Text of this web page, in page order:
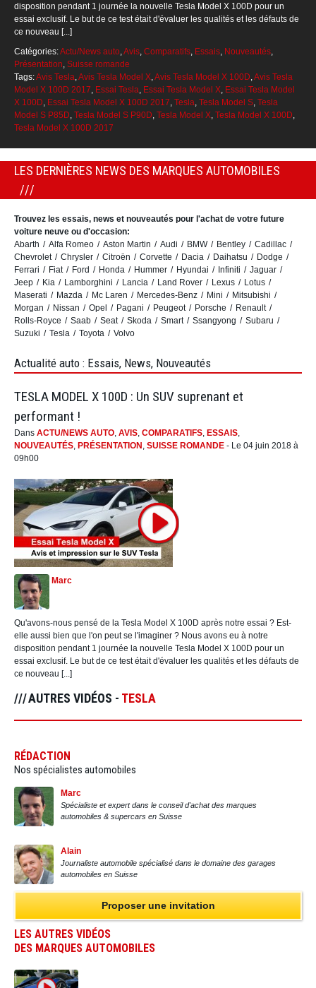
disposition pendant 1 journée la nouvelle Tesla Model X 100D pour un
essai exclusif. Le but de ce test était d'évaluer les qualités et les défauts de
ce nouveau [...]
Catégories:Actu/News auto,Avis, Comparatifs, Essais, Nouveautés,
Présentation, Suisse romande
Tags:Avis Tesla,Avis Tesla Model X,Avis Tesla Model X 100D,Avis Tesla
Model X 100D 2017, Essai Tesla, Essai Tesla Model X, Essai Tesla Model
X 100D, Essai Tesla Model X 100D 2017, Tesla, Tesla Model S, Tesla
Model S P85D, Tesla Model S P90D, Tesla Model X, Tesla Model X 100D,
Tesla Model X 100D 2017
LES DERNIÈRES NEWS DES MARQUES AUTOMOBILES
Trouvez les essais, news et nouveautés pour l'achat de votre future
voiture neuve ou d'occasion:
Abarth
Alfa Romeo Aston Martin Audi BMW Bentley
Cadillac
Chevrolet
Chrysler Citroën Corvette Dacia Daihatsu
Dodge
Ferrari
Fiat Ford Honda Hummer Hyundai Infiniti
Jaguar
Jeep
Kia Lamborghini Lancia Land Rover Lexus
Lotus
Maserati
Mazda Mc Laren Mercedes-Benz Mini
Mitsubishi
Morgan
Nissan Opel Pagani Peugeot Porsche
Renault
Rolls-Royce
Saab Seat Skoda Smart Ssangyong
Subaru
Suzuki
Tesla Toyota Volvo
Actualité auto : Essais, News, Nouveautés
TESLA MODEL X 100D : Un SUV suprenant et
performant !
Dans ACTU/NEWS AUTO, AVIS, COMPARATIFS, ESSAIS,
NOUVEAUTÉS, PRÉSENTATION , SUISSE ROMANDE - Le 04 juin 2018 à
09h00
Marc
Qu'avons-nous pensé de la Tesla Model X 100D après notre essai ? Est-
elle aussi bien que l'on peut se l'imaginer ? Nous avons eu à notre
disposition pendant 1 journée la nouvelle Tesla Model X 100D pour un
essai exclusif. Le but de ce test était d'évaluer les qualités et les défauts de
ce nouveau [...]
AUTRES VIDÉOS - TESLA
RÉDACTION
Nos spécialistes automobiles
Marc
Spécialiste et expert dans le conseil d'achat des marques
automobiles & supercars en Suisse
Alain
Journaliste automobile spécialisé dans le domaine des garages
automobiles en Suisse
Proposer une invitation
LES AUTRES VIDÉOS
DES MARQUES AUTOMOBILES